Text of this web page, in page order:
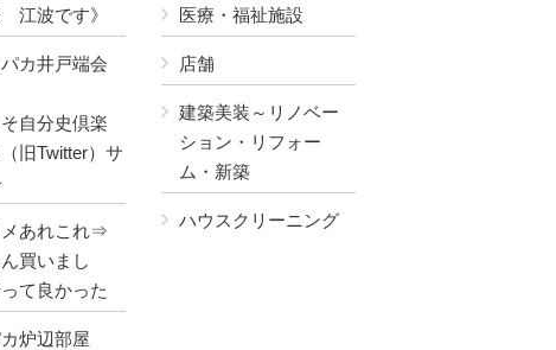
江波です》
パカ井戸端会
自分史倶楽
旧Twitter）サ
メあれこれ⇒
買いまし
て良かった
炉辺部屋
医療・福祉施設
店舗
建築美装～リノベー
ション・リフォー
ム・新築
ハウスクリーニング